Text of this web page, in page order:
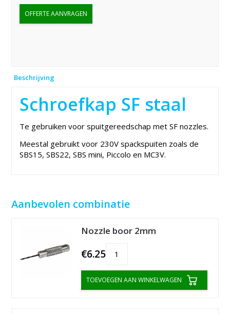
OFFERTE AANVRAGEN
Beschrijving
Schroefkap SF staal
Te gebruiken voor spuitgereedschap met SF nozzles.
Meestal gebruikt voor 230V spackspuiten zoals de
SBS15, SBS22, SBS mini, Piccolo en MC3V.
Aanbevolen combinatie
Nozzle boor 2mm
€6.25
TOEVOEGEN AAN WINKELWAGEN